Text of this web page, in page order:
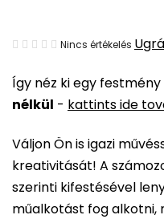
Így néz ki egy
nélkül - kattints ide
Váljon Ön is igazi
kreativitását! A
szerinti kifestésével
műalkotást fog alkotni,
A
átlagos
értékelése
ből
0,0
csillag.
Nincs értékelés